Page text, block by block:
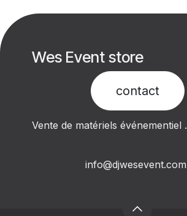
Wes Event store
contact​
Vente de matériels événementiel .
info@djwesevent.com